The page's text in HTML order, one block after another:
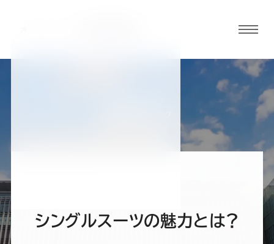
ルメ
ニュ
ーボ
ー
ー
シングルスーツの魅力とは？